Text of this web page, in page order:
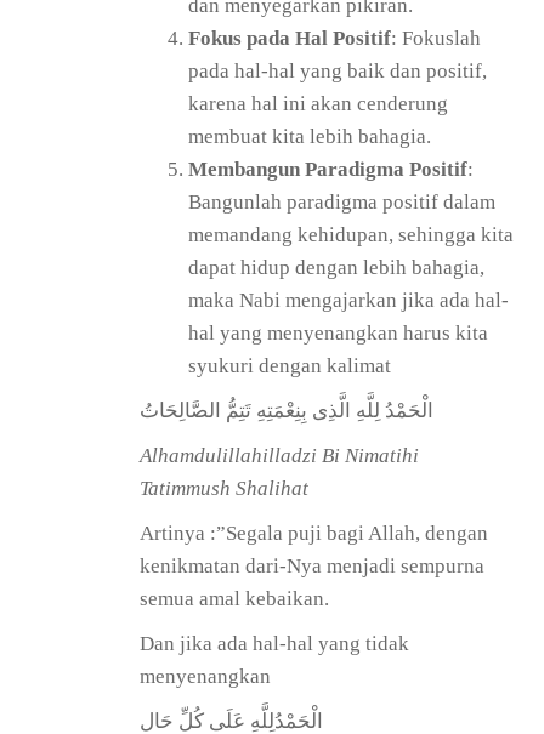
dan menyegarkan pikiran.
Fokus pada Hal Positif: Fokuslah
pada hal-hal yang baik dan positif,
karena hal ini akan cenderung
membuat kita lebih bahagia.
Membangun Paradigma Positif:
Bangunlah paradigma positif dalam
memandang kehidupan, sehingga kita
dapat hidup dengan lebih bahagia,
maka Nabi mengajarkan jika ada hal-
hal yang menyenangkan harus kita
syukuri dengan kalimat
الْحَمْدُ لِلَّهِ الَّذِى بِنِعْمَتِهِ تَتِمُّ الصَّالِحَاتُ
Alhamdulillahilladzi Bi Nimatihi
Tatimmush Shalihat
Artinya :”Segala puji bagi Allah, dengan
kenikmatan dari-Nya menjadi sempurna
semua amal kebaikan.
Dan jika ada hal-hal yang tidak
menyenangkan
الْحَمْدُلِلَّهِ عَلَى كُلِّ حَال